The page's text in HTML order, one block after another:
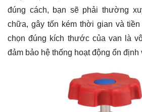
đúng cách, bạn sẽ phải thường
chữa, gây tốn kém thời gian và
chọn đúng kích thước của van là
đảm bảo hệ thống hoạt động ổn định